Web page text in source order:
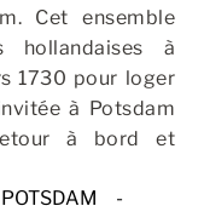
Cet ensemble
hollandaises à
1730 pour loger
à Potsdam
à bord et